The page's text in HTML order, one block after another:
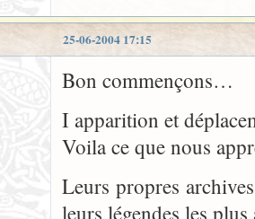
25-06-2004 17:15
Bon commençons…
I apparition et
Voila ce que nous
Leurs propres
leurs légendes les